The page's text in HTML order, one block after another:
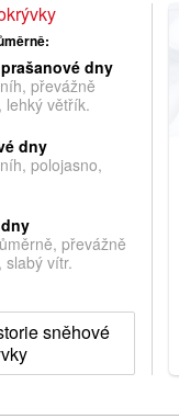
dny
převážně
lehký větřík.
dny
polojasno,
převážně
slabý vítr.
sněhové